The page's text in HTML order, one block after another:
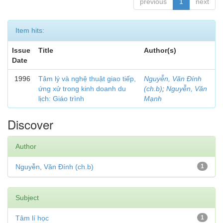
Item hits:
Issue
Date
Title Author(s)
1996
Tâm lý và nghệ thuật giao tiếp,
ứng xử trong kinh doanh du
lịch: Giáo trình
Nguyễn, Văn Đính
(ch.b); Nguyễn, Văn
Mạnh
Discover
Author
1
Nguyễn, Văn Đính (ch.b)
Subject
1
Tâm lí học